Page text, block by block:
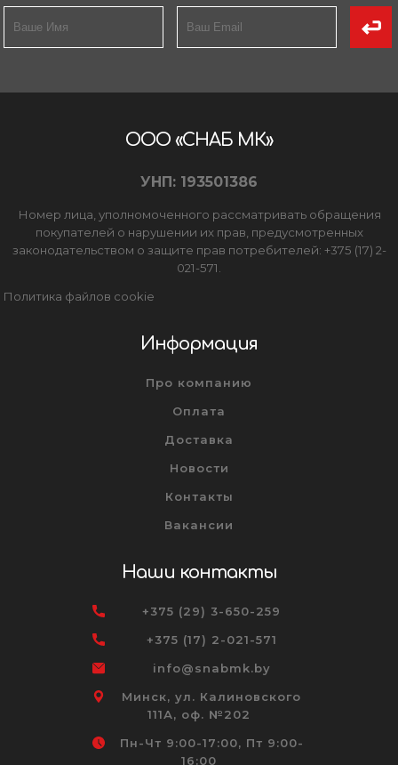
ООО «СНАБ МК»
УНП: 193501386
Номер лица, уполномоченного рассматривать обращения
покупателей о нарушении их прав, предусмотренных
законодательством о защите прав потребителей: +375 (17) 2-
021-571.
Политика файлов cookie
Информация
Про компанию
Оплата
Доставка
Новости
Контакты
Вакансии
Наши контакты
+375 (29) 3-650-259
+375 (17) 2-021-571
info@snabmk.by
Минск, ул. Калиновского
111А, оф. №202
Пн-Чт 9:00-17:00, Пт 9:00-
16:00